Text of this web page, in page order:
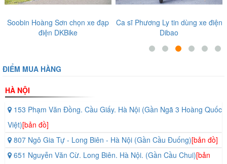
Soobin Hoàng Sơn chọn xe đạp
điện DKBike
Ca sĩ Phương Ly tin dùng xe điện
Dibao
ĐIỂM MUA HÀNG
HÀ NỘI
153 Phạm Văn Đồng. Cầu Giấy. Hà Nội (Gần Ngã 3 Hoàng Quốc
Việt)[bản đồ]
807 Ngô Gia Tự - Long Biên - Hà Nội (Gần Cầu Đuống)[bản đồ]
651 Nguyễn Văn Cừ. Long Biên. Hà Nội. (Gần Cầu Chui)[bản